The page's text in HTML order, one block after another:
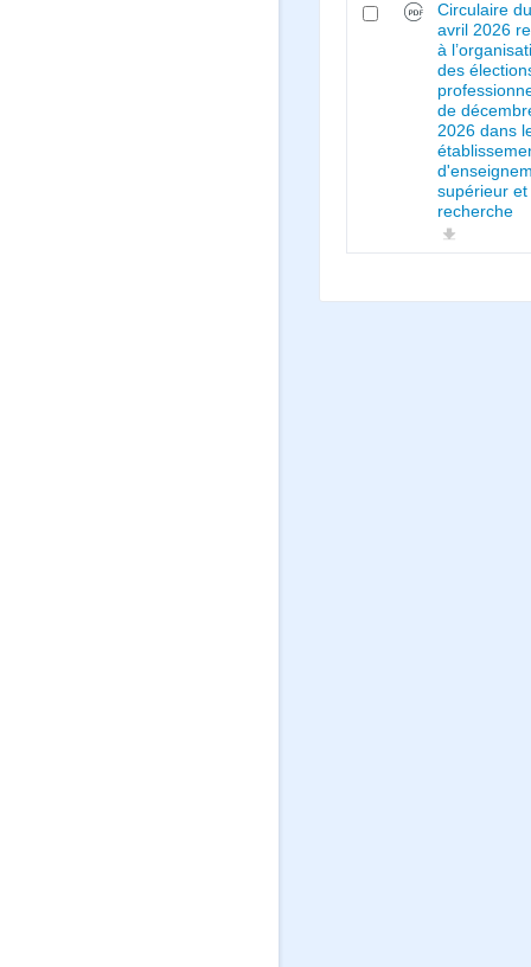
Circulaire
avril 2026
à
des
de
2026 dans
supérieur et
recherche